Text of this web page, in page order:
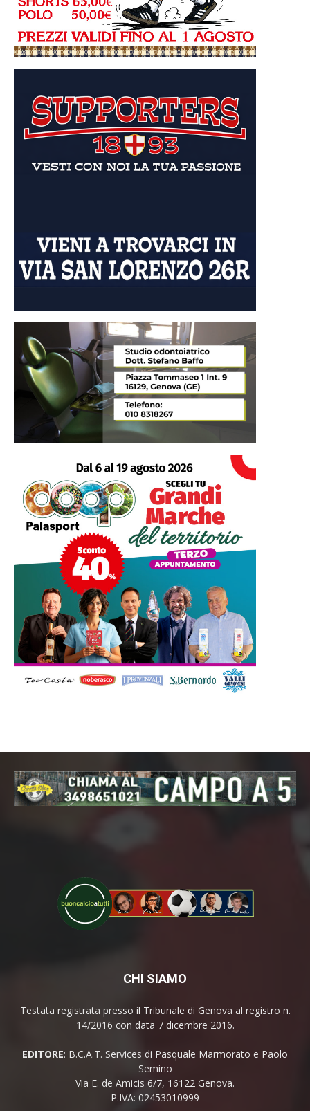
CHI SIAMO
Testata registrata presso il Tribunale di Genova al registro n.
14/2016 con data 7 dicembre 2016.
EDITORE: B.C.A.T. Services di Pasquale Marmorato e Paolo
Semino
Via E. de Amicis 6/7, 16122 Genova.
P.IVA: 02453010999